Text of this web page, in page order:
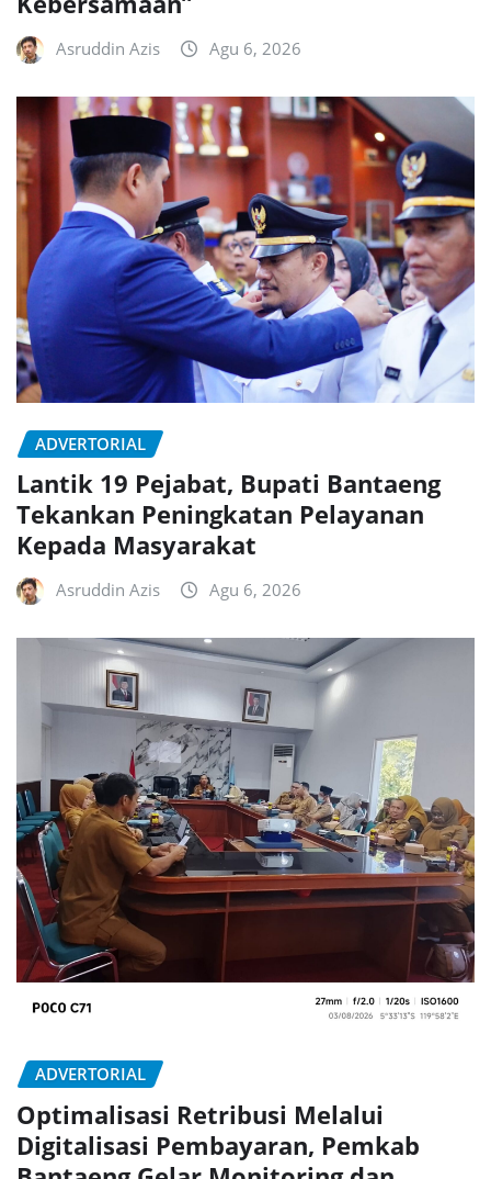
Asruddin Azis Agu 6, 2026
ADVERTORIAL
Lantik 19 Pejabat, Bupati Bantaeng
Tekankan Peningkatan Pelayanan
Kepada Masyarakat
Asruddin Azis Agu 6, 2026
ADVERTORIAL
Optimalisasi Retribusi Melalui
Digitalisasi Pembayaran, Pemkab